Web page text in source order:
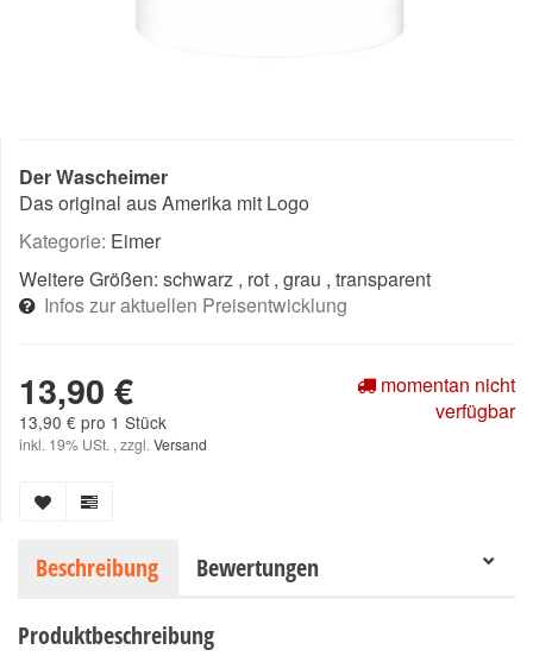
Der Wascheimer
Das original aus Amerika mit Logo
Kategorie: Eimer
Weitere Größen: schwarz , rot , grau , transparent
Infos zur aktuellen Preisentwicklung
13,90 €
13,90 € pro 1 Stück
inkl. 19% USt. , zzgl. Versand
momentan nicht
verfügbar
Beschreibung Bewertungen
Produktbeschreibung